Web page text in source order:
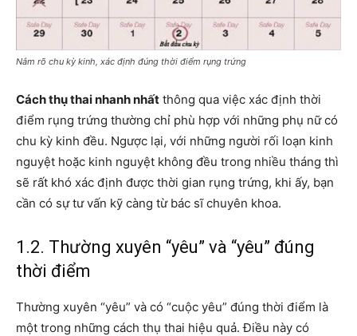
Nắm rõ chu kỳ kinh, xác định đúng thời điểm rụng trứng
Cách thụ thai nhanh nhất thông qua việc xác định thời
điểm rụng trứng thường chỉ phù hợp với những phụ nữ có
chu kỳ kinh đều. Ngược lại, với những người rối loạn kinh
nguyệt hoặc kinh nguyệt không đều trong nhiều tháng thì
sẽ rất khó xác định được thời gian rụng trứng, khi ấy, bạn
cần có sự tư vấn kỹ càng từ bác sĩ chuyên khoa.
1.2. Thường xuyên “yêu” và “yêu” đúng
thời điểm
Thường xuyên “yêu” và có “cuộc yêu” đúng thời điểm là
một trong những cách thụ thai hiệu quả. Điều này có